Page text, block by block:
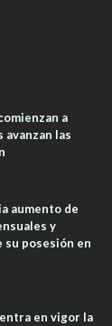
a
las
aumento de
y
su posesión en
en vigor la